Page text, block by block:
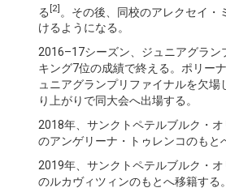
る [2] 。その後、同校のアレクセイ・
けるようになる。
2016–17シーズン、ジュニアグラン
キング7位の成績で終える。ポリー
ュニアグランプリファイナルを欠場
り上がりで同大会へ出場する。
2018年、サンクトペテルブルク・
のアンゲリーナ・トゥレンコのもと
2019年、サンクトペテルブルク・
のルカヴィツィンのもとへ移籍する。